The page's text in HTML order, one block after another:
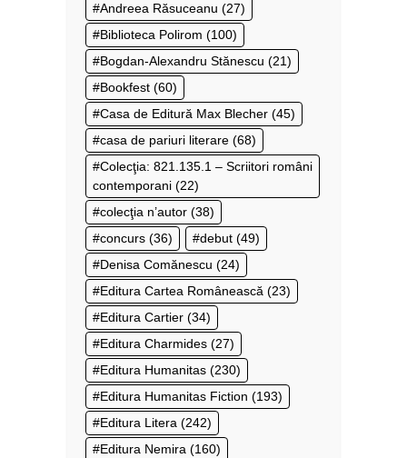
Andreea Răsuceanu (27)
Biblioteca Polirom (100)
Bogdan-Alexandru Stănescu (21)
Bookfest (60)
Casa de Editură Max Blecher (45)
casa de pariuri literare (68)
Colecţia: 821.135.1 – Scriitori români
contemporani (22)
colecţia n’autor (38)
concurs (36) debut (49)
Denisa Comănescu (24)
Editura Cartea Românească (23)
Editura Cartier (34)
Editura Charmides (27)
Editura Humanitas (230)
Editura Humanitas Fiction (193)
Editura Litera (242)
Editura Nemira (160)